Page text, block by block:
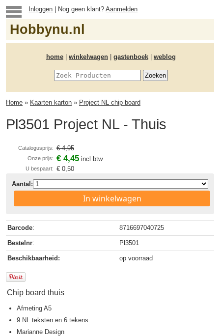
Inloggen | Nog geen klant?Aanmelden
Hobbynu.nl
home winkelwagen gastenboek weblog
Home » Kaarten karton » Project NL chip board
Pl3501 Project NL - Thuis
Catalogusprijs: € 4,95
Onze prijs: € 4,45 incl btw
U bespaart: € 0,50
Aantal:
In winkelwagen
Barcode: 8716697040725
Bestelnr: Pl3501
Beschikbaarheid: op voorraad
Chip board thuis
Afmeting A5
9 NL teksten en 6 tekens
Marianne Design